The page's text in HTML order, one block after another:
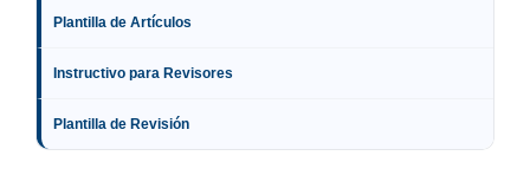
Plantilla de Artículos
Instructivo para Revisores
Plantilla de Revisión